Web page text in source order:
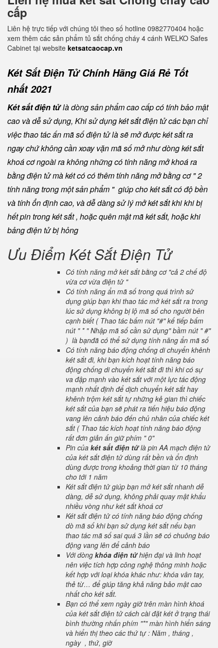
cấp
Liên hệ trực tiếp với chúng tôi theo số hotline 0982770404 hoặc
xem thêm các sản phẩm tủ sắt chống cháy 4 cánh WELKO Safes
Cabinet tại website ketsatcaocap.vn
Két Sắt Điện Tử Chính Hãng Giá Rẻ Tốt
nhất 2021
Két sắt điện tửlà dòng sản phẩm cao cấp có tính bảo mật
cao và dễ sử dụng, Khi sử dụng két sắt điện tử các bạn chỉ
việc thao tác ấn mã số điện tử là sẽ mở được két sắt ra
ngay chứ không cần xoay vặn mã số mở như dòng két sắt
khoá cơ ngoài ra không những có tính năng mở khoá ra
bằng điện tử mà két có có thêm tính năng mở bằng cơ " 2
tính năng trong một sản phẩm " giúp cho két sắt có độ bền
và tính ổn định cao, và dễ dàng sử lý mở két sắt khi khi bị
hết pin trong két sắt , hoặc quên mật mã két sắt, hoặc khi
bảng điện tử bị hỏng
Ưu Điểm Két Sắt Điện Tử
Có tính năng mở két sắt bằng cơ "cả 2 chế độ
vừa cơ vừa điện tử "
Có tính năng ẩn mã số trong quá trình sử
dụng giúp bạn khi thao tác mở két sắt ra trong
lúc sử dụng không bị lộ mã số cho người bên
cạnh biết ( Thao tác bấm nút "#" kế tiếp bấm
nút " * " Nhập mã số cần sử dụng" bầm nút " #"
) là bạnđã có thể sử dụng tính năng ẩn mã số
Có tính năng báo động chống di chuyển khênh
két sắt đi, khi bạn kích hoạt tính năng báo
động chống di chuyển két sắt đi thì khi có sự
va đập mạnh vào két sắt với một lực tác động
mạnh nhất định để dịch chuyển két sắt hay
khênh trộm két sắt tự những kẻ gian thì chiếc
két sắt của bạn sẽ phát ra tiến hiệu báo động
vang lên cảnh báo đến chủ nhân của chiếc két
sắt ( Thao tác kích hoạt tính năng báo động
rất đơn giản ấn giữ phím " 0"
Pin của két sắt điện tửlà pin AA mạch điện tử
của két sắt điện tử dùng rất bền và ổn định
dùng được trong khoảng thời gian từ 10 tháng
cho tới 1 năm
Két sắt điện tử giúp bạn mở két sắt nhanh dễ
dàng, dễ sử dụng, không phải quay mật khẩu
nhiều vòng như két sắt khoá cơ
Két sắt điện tử có tính năng báo động chống
dò mã số khi bạn sử dụng két sắt nếu bạn
thao tác mã số sai quá 3 lần sẽ có chuông báo
động vang lên để cảnh báo
Với dòng khóa điện tửhiện đại và linh hoạt
nên việc tích hợp công nghệ thông minh hoặc
kết hợp với loại khóa khác như: khóa vân tay,
thẻ từ… để giúp tăng khả năng bảo mật cao
nhất cho két sắt.
Bạn có thể xem ngày giờ trên màn hình khoá
của két sắt điện tử cách cài đặt két ở trạng thái
bình thường nhấn phím "*" màn hình hiển sáng
và hiển thị theo các thứ tự : Năm , tháng ,
ngày , thứ, giờ